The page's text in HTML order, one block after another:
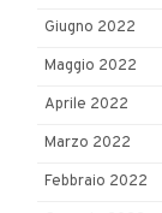
Giugno 2022
Maggio 2022
Aprile 2022
Marzo 2022
Febbraio 2022